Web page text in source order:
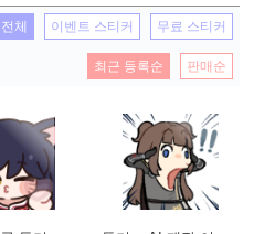
전체 이벤트 스티커 무료 스티커
최근 등록순 판매순